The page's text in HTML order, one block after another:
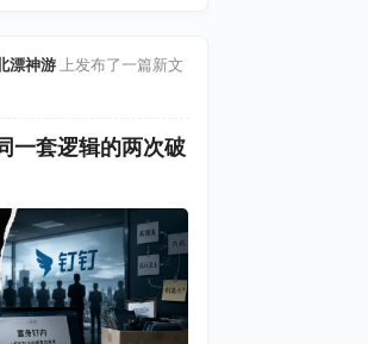
漂神游上发布了一篇新文
一套逻辑的两次破